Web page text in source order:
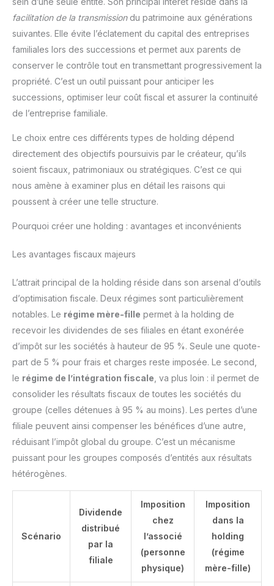
Prolongée Sans Surchauffe:
Ce PC portable pas cher est
doté d’un système de
refroidissement intelligent qui
chaleur désagréable sur les
genoux ou le bruit des
ventilateurs, même lors des
longues sessions de travail ou
de visionnage de vidéos. 🎒
Ultra Portable et Léger : 1.2 kg
cet ultrabook facilement dans
votre sac à dos ou votre sac à
main. Il est conçu pour les
alliant robustesse et légèreté
🔌 Connectique Complète
ordinateur de 14 pouces garde
un vidéoprojecteur), Port
Connecteur d’alimentation
Charnière Robust: Ce PC
portable au look moderne et
charnière rotative à 180°
pour un partage de contenu
optimal, idéal pour les
réunions ou pour partager un
film sans avoir à bouger
Rapport Qualité/Prix: À la
portable bon marché mais
fiable ? Ce modèle est le
meilleur allié des utilisateurs
occasionnels. Il combine 6 Go
processeur efficient pour une
expérience fluide au
quotidien, sans se ruiner.
facilitation de la transmissiondu patrimoine aux générations
suivantes. Elle évite l’éclatement du capital des entreprises
familiales lors des successions et permet aux parents de
conserver le contrôle tout en transmettant progressivement la
propriété. C’est un outil puissant pour anticiper les
successions, optimiser leur coût fiscal et assurer la continuité
de l’entreprise familiale.
Le choix entre ces différents types de holding dépend
directement des objectifs poursuivis par le créateur, qu’ils
soient fiscaux, patrimoniaux ou stratégiques. C’est ce qui
nous amène à examiner plus en détail les raisons qui
poussent à créer une telle structure.
Pourquoi créer une holding : avantages et inconvénients
Les avantages fiscaux majeurs
L’attrait principal de la holding réside dans son arsenal d’outils
d’optimisation fiscale. Deux régimes sont particulièrement
notables. Le régime mère-fille permet à la holding de
recevoir les dividendes de ses filiales en étant exonérée
d’impôt sur les sociétés à hauteur de 95 %. Seule une quote-
part de 5 % pour frais et charges reste imposée. Le second,
le régime de l’intégration fiscale , va plus loin : il permet de
consolider les résultats fiscaux de toutes les sociétés du
groupe (celles détenues à 95 % au moins). Les pertes d’une
filiale peuvent ainsi compenser les bénéfices d’une autre,
réduisant l’impôt global du groupe. C’est un mécanisme
puissant pour les groupes composés d’entités aux résultats
hétérogènes.
Scénario
Dividende
distribué
par la
filiale
Imposition
chez
l’associé
(personne
physique)
Imposition
dans la
holding
(régime
mère-fille)